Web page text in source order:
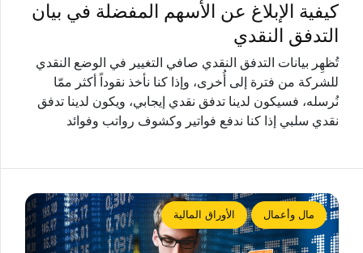
كيفية الإبلاغ عن الأسهم المفضلة في بيان
التدفق النقدي
تُظهِر بيانات التدفق النقدي صافي التغيير في الوضع النقدي
للشركة من فترة إلى أُخرى، وإذا كنا نأخذ نقوداً أكثر ممّا
نُرسله، فسيكون لدينا تدفق نقدي إيجابي، ويكون لدينا تدفق
نقدي سلبي إذا كنا ندفع فواتير وكشوف رواتب وفوائد
مال وأعمال الأوراق المالية